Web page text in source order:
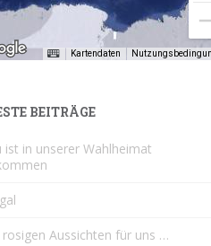
Kartendaten
BEITRÄGE
ist in unserer Wahlheimat
rosigen Aussichten für uns …